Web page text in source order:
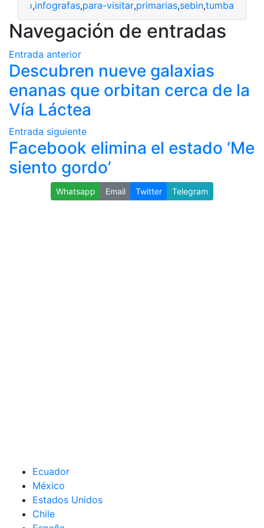
,infografas,para-visitar,primarias,sebin,tumba
Navegación de entradas
Entrada anterior
Descubren nueve galaxias
enanas que orbitan cerca de la
Vía Láctea
Entrada siguiente
Facebook elimina el estado ‘Me
siento gordo’
Whatsapp Email Twitter Telegram
Ecuador
México
Estados Unidos
Chile